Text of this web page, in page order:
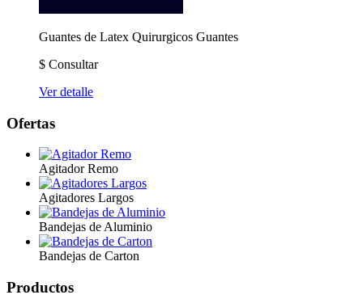
Guantes de Latex Quirurgicos Guantes
$ Consultar
Ver detalle
Ofertas
Agitador Remo
Agitadores Largos
Bandejas de Aluminio
Bandejas de Carton
Productos